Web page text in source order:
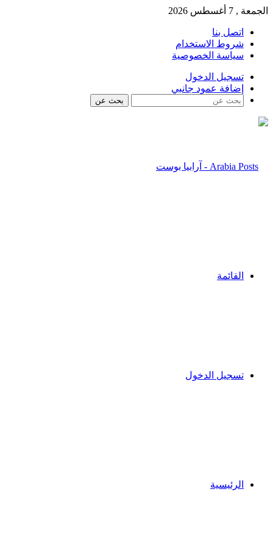
الجمعة , 7 أغسطس 2026
اتصل بنا
شروط الاستخدام
سياسة الخصوصية
تسجيل الدخول
إضافة عمود جانبي
بحث عن
القائمة
تسجيل الدخول
الرئيسية